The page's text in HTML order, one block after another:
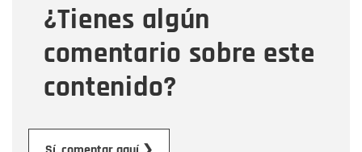
¿Tienes algún
comentario sobre este
contenido?
Mensaje